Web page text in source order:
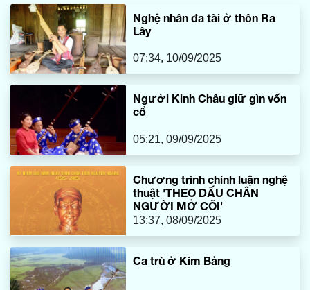
chậm lại. Cánh cổng sắt ngày nào giờ đây đã hoen gỉ, lớp
sơn xanh cũ kỹ bong tróc từng mảng. Tôi đưa tay chạm
nhẹ vào cánh cửa, ký ức chợt ùa về.
Nghệ nhân đa tài ở thôn Ra
Lây
07:34, 10/09/2025
Người Kinh Châu giữ gìn vốn
cổ
05:21, 09/09/2025
Chương trình chính luận nghệ
thuật 'THEO DẤU CHÂN
NGƯỜI MỞ CÕI'
13:37, 08/09/2025
Ca trù ở Kim Bảng